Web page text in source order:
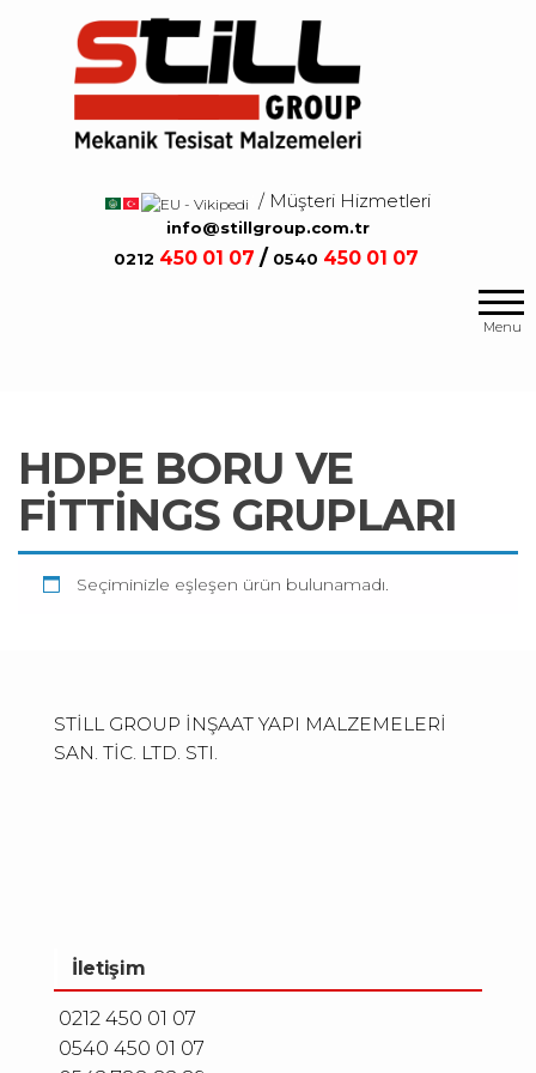
contenuto
/ Müşteri Hizmetleri
info@stillgroup.com.tr
0212 450 01 07 / 0540 450 01 07
Group
MalzemeleriMenu
HDPE BORU VE
FİTTİNGS GRUPLARI
Seçiminizle eşleşen ürün bulunamadı.
STİLL GROUP İNŞAAT YAPI MALZEMELERİ
SAN. TİC. LTD. STI.
İletişim
0212 450 01 07
0540 450 01 07